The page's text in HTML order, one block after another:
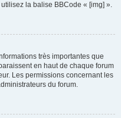
la balise BBCode « [img] ».
très importantes que
en haut de chaque forum
Les permissions concernant les
du forum.